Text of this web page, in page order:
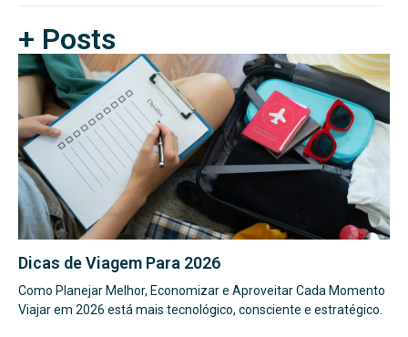
+ Posts
Dicas de Viagem Para 2026
Como Planejar Melhor, Economizar e Aproveitar Cada Momento
Viajar em 2026 está mais tecnológico, consciente e estratégico.